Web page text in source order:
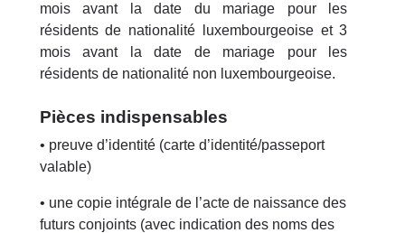
mois avant la date du mariage pour les
résidents de nationalité luxembourgeoise et 3
mois avant la date de mariage pour les
résidents de nationalité non luxembourgeoise.
Pièces indispensables
• preuve d’identité (carte d’identité/passeport
valable)
• une copie intégrale de l’acte de naissance des
futurs conjoints (avec indication des noms des